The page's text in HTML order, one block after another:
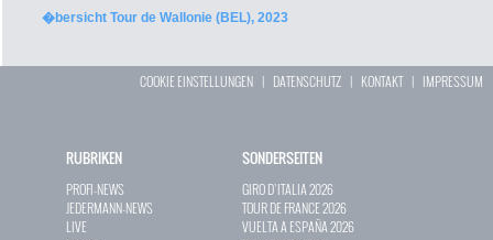
�bersicht Tour de Wallonie (BEL), 2023
COOKIE EINSTELLUNGEN | DATENSCHUTZ | KONTAKT| IMPRESSUM
RUBRIKEN
PROFI-NEWS
JEDERMANN-NEWS
LIVE
SONDERSEITEN
GIRO D`ITALIA 2026
TOUR DE FRANCE 2026
VUELTA A ESPAÑA 2026